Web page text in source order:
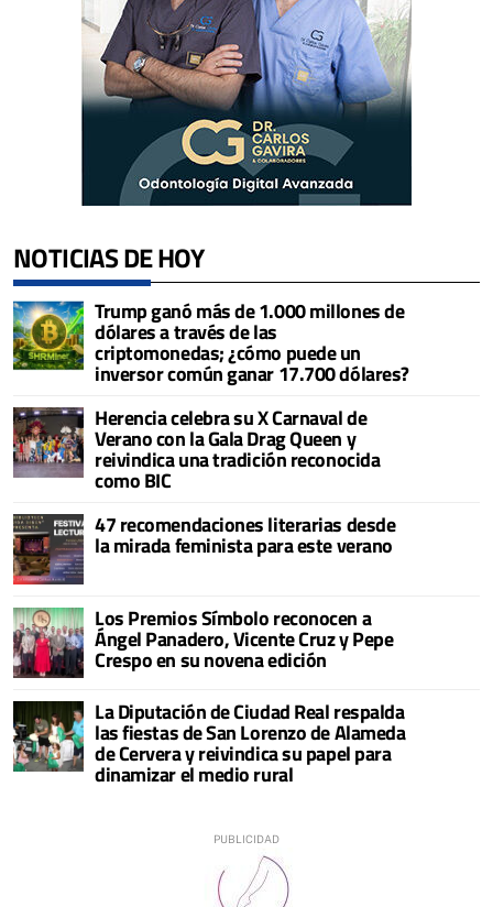
NOTICIAS DE HOY
Trump ganó más de 1.000 millones de
dólares a través de las
criptomonedas; ¿cómo puede un
inversor común ganar 17.700 dólares?
Herencia celebra su X Carnaval de
Verano con la Gala Drag Queen y
reivindica una tradición reconocida
como BIC
47 recomendaciones literarias desde
la mirada feminista para este verano
Los Premios Símbolo reconocen a
Ángel Panadero, Vicente Cruz y Pepe
Crespo en su novena edición
La Diputación de Ciudad Real respalda
las fiestas de San Lorenzo de Alameda
de Cervera y reivindica su papel para
dinamizar el medio rural